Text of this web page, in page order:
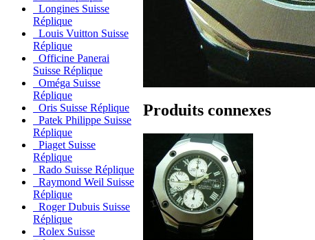
Longines Suisse
Réplique
Louis Vuitton Suisse
Réplique
Officine Panerai
Suisse Réplique
Oméga Suisse
Réplique
Oris Suisse Réplique
Patek Philippe Suisse
Réplique
Piaget Suisse
Réplique
Rado Suisse Réplique
Raymond Weil Suisse
Réplique
Roger Dubuis Suisse
Réplique
Rolex Suisse
Produits connexes